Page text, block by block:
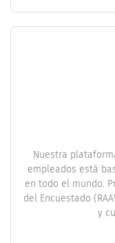
Nuestra
empleados está
en todo el mundo.
del Encuestado
y